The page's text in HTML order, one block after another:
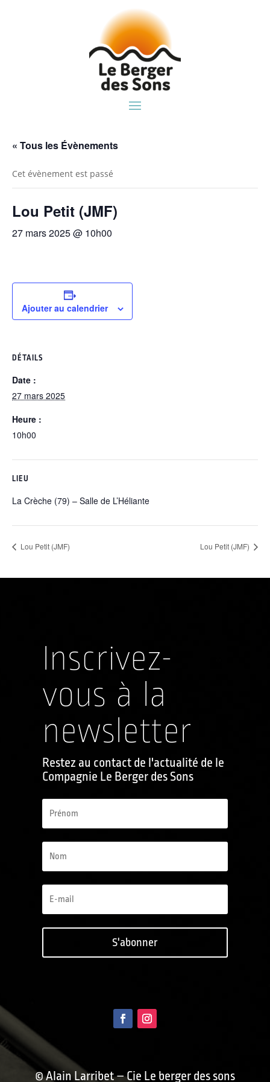
« Tous les Évènements
Cet évènement est passé
Lou Petit (JMF)
27 mars 2025 @ 10h00
Ajouter au calendrier
DÉTAILS
Date :
27 mars 2025
Heure :
10h00
LIEU
La Crèche (79) – Salle de L’Héliante
Lou Petit (JMF) Lou Petit (JMF)
Inscrivez-
vous à la
newsletter
Restez au contact de l'actualité de le
Compagnie Le Berger des Sons
S'abonner
© Alain Larribet – Cie Le berger des sons